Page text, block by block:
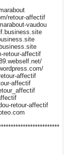
retour-affectif
vaudou
retour-affectif
affectif
affectif
retour-affectif